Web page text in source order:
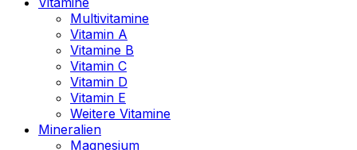
Multivitamine
Vitamin A
Vitamine B
Vitamin C
Vitamin D
Vitamin E
Weitere Vitamine
Mineralien
Magnesium